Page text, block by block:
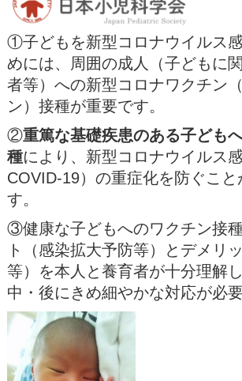
①子どもを新型コロナウイルス
めには、周囲の成人（子どもに
者等）への新型コロナワクチン
ン）接種が重要です。
②重篤な基礎疾患のある子ども
種により、新型コロナウイルス
COVID-19）の重症化を防ぐこと
す。
③健康な子どもへのワクチン接
ト（感染拡大予防等）とデメリ
等）を本人と養育者が十分理解
中・後にきめ細やかな対応が必要